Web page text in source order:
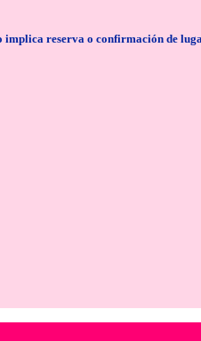
reserva o confirmación de